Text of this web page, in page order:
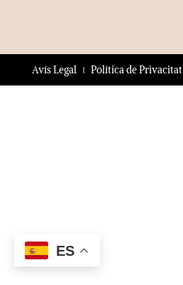
Avís Legal Política de Privacitat
ES